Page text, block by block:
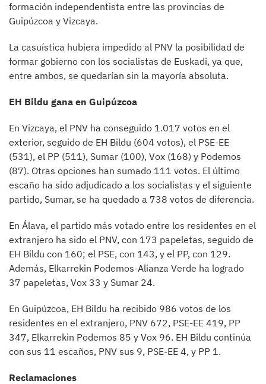
formación independentista entre las provincias de
Guipúzcoa y Vizcaya.
La casuística hubiera impedido al PNV la posibilidad de
formar gobierno con los socialistas de Euskadi, ya que,
entre ambos, se quedarían sin la mayoría absoluta.
EH Bildu gana en Guipúzcoa
En Vizcaya, el PNV ha conseguido 1.017 votos en el
exterior, seguido de EH Bildu (604 votos), el PSE-EE
(531), el PP (511), Sumar (100), Vox (168) y Podemos
(87). Otras opciones han sumado 111 votos. El último
escaño ha sido adjudicado a los socialistas y el siguiente
partido, Sumar, se ha quedado a 738 votos de diferencia.
En Álava, el partido más votado entre los residentes en el
extranjero ha sido el PNV, con 173 papeletas, seguido de
EH Bildu con 160; el PSE, con 143, y el PP, con 129.
Además, Elkarrekin Podemos-Alianza Verde ha logrado
37 papeletas, Vox 33 y Sumar 24.
En Guipúzcoa, EH Bildu ha recibido 986 votos de los
residentes en el extranjero, PNV 672, PSE-EE 419, PP
347, Elkarrekin Podemos 85 y Vox 96. EH Bildu continúa
con sus 11 escaños, PNV sus 9, PSE-EE 4, y PP 1.
Reclamaciones